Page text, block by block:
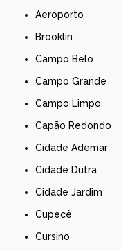
Aeroporto
Brooklin
Campo Belo
Campo Grande
Campo Limpo
Capão Redondo
Cidade Ademar
Cidade Dutra
Cidade Jardim
Cupecê
Cursino